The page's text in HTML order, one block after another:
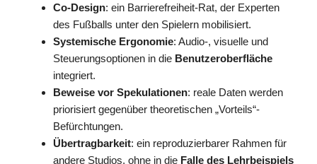
Co-Design: ein Barrierefreiheit-Rat, der Experten
des Fußballs unter den Spielern mobilisiert.
Systemische Ergonomie: Audio-, visuelle und
Steuerungsoptionen in die Benutzeroberfläche
integriert.
Beweise vor Spekulationen: reale Daten werden
priorisiert gegenüber theoretischen „Vorteils“-
Befürchtungen.
Übertragbarkeit: ein reproduzierbarer Rahmen für
andere Studios, ohne in die Falle des Lehrbeispiels